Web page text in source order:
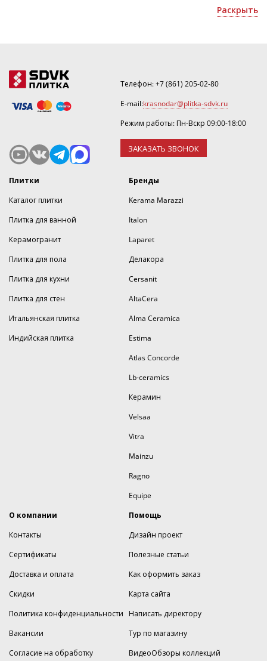
Индийская плитка - для оформления жилых и офисных
Раскрыть
Телефон:+7 (861) 205-02-80
E-mail:krasnodar@plitka-sdvk.ru
Режим работы: Пн-Вскр 09:00-18:00
ЗАКАЗАТЬ ЗВОНОК
Плитки
Каталог плитки
Плитка для ванной
Керамогранит
Плитка для пола
Плитка для кухни
Плитка для стен
Итальянская плитка
Индийская плитка
Бренды
Kerama Marazzi
Italon
Laparet
Делакора
Cersanit
AltaCera
Alma Ceramica
Estima
Atlas Concorde
Lb-ceramics
Керамин
Velsaa
Vitra
Mainzu
Ragno
Equipe
О компании
Контакты
Сертификаты
Доставка и оплата
Скидки
Политика конфиденциальности
Вакансии
Согласие на обработку
Помощь
Дизайн проект
Полезные статьи
Как оформить заказ
Карта сайта
Написать директору
Тур по магазину
ВидеоОбзоры коллекций